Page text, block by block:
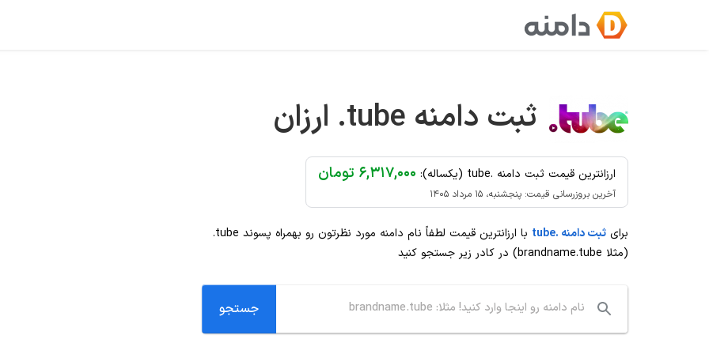
ثبت دامنه .tube ارزان
ارزانترین قیمت ثبت دامنه .tube (یکساله): ۶,۳۱۷,۰۰۰ تومان
آخرین بروزرسانی قیمت: پنجشنبه، ۱۵ مرداد ۱۴۰۵
برای ثبت دامنه .tube با ارزانترین قیمت لطفاً نام دامنه مورد نظرتون رو بهمراه پسوند .tube
(مثلا brandname.tube) در کادر زیر جستجو کنید